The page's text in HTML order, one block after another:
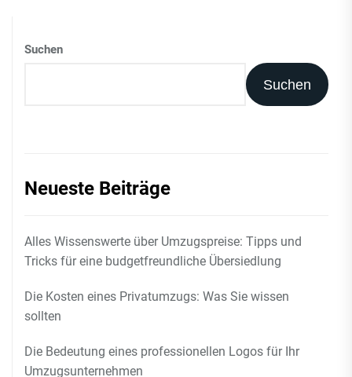
Suchen
Suchen
Neueste Beiträge
Alles Wissenswerte über Umzugspreise: Tipps und
Tricks für eine budgetfreundliche Übersiedlung
Die Kosten eines Privatumzugs: Was Sie wissen
sollten
Die Bedeutung eines professionellen Logos für Ihr
Umzugsunternehmen